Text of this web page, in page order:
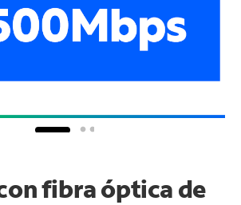
fibra óptica de